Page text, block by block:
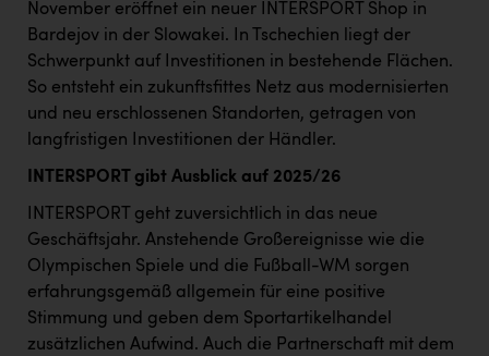
November eröffnet ein neuer INTERSPORT Shop in
Bardejov in der Slowakei. In Tschechien liegt der
Schwerpunkt auf Investitionen in bestehende Flächen.
So entsteht ein zukunftsfittes Netz aus modernisierten
und neu erschlossenen Standorten, getragen von
langfristigen Investitionen der Händler.
INTERSPORT gibt Ausblick auf 2025/26
INTERSPORT geht zuversichtlich in das neue
Geschäftsjahr. Anstehende Großereignisse wie die
Olympischen Spiele und die Fußball-WM sorgen
erfahrungsgemäß allgemein für eine positive
Stimmung und geben dem Sportartikelhandel
zusätzlichen Aufwind. Auch die Partnerschaft mit dem